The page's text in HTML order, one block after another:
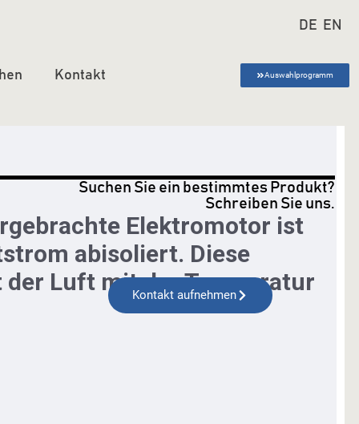
DE EN
Kontakt Auswahlprogramm
Suchen Sie ein bestimmtes Produkt?
Schreiben Sie uns.
Kontakt aufnehmen